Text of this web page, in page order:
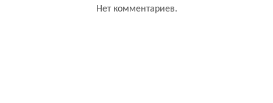
Нет комментариев.